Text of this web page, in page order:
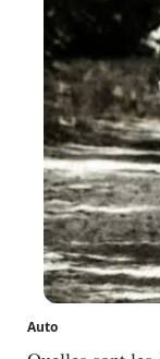
Auto